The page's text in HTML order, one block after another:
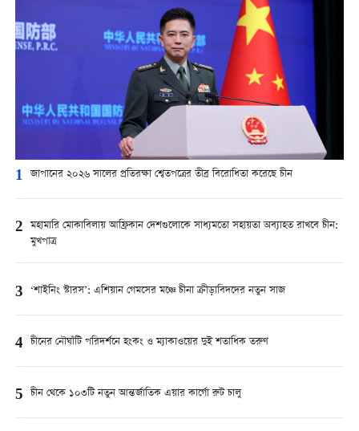
1 জাপানের ২০২৬ সালের প্রতিরক্ষা শ্বেতপত্রের তীব্র বিরোধিতা করেছে চীন
2 মহামারি মোকাবিলায় আফ্রিকান দেশগুলোকে সাধ্যমতো সহায়তা অব্যাহত রাখবে চীন:
মুখপাত্র
3 ‘শাইনিং স্টারস’: এশিয়ান গেমসের মঞ্চে চীনা ক্রীড়াবিদদের নতুন সাজ
4 চীনের নৌঘাঁটি পরিদর্শনে হংকং ও ম্যাকাওয়ের দুই শতাধিক তরুণ
5 চীন থেকে ১০৩টি নতুন আন্তর্জাতিক এয়ার কার্গো রুট চালু